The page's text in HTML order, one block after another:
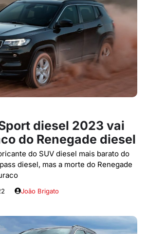
diesel 2023 vai
do Renegade diesel
do SUV diesel mais barato do
diesel, mas a morte do Renegade
João Brigato